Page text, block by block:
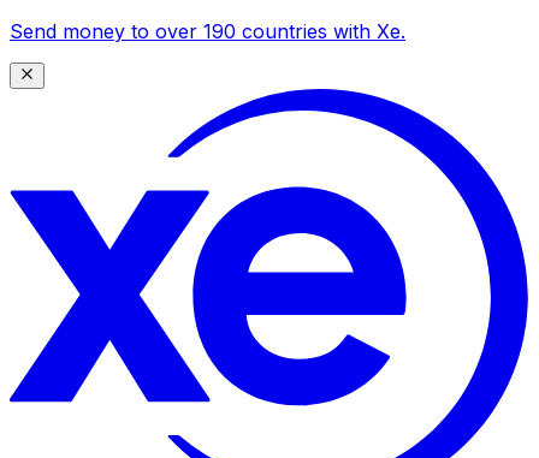
Send money to over 190 countries with Xe.